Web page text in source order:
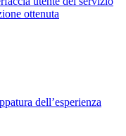
ottenuta
dell’esperienza